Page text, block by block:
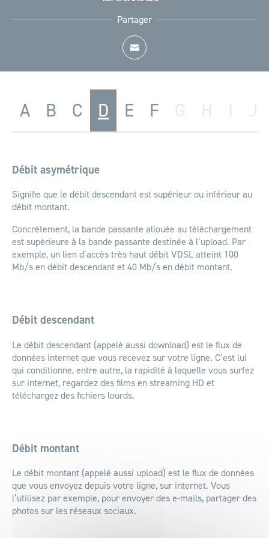
Partager
A B C D E F
Débit asymétrique
Signifie que le débit descendant est supérieur ou inférieur au
débit montant.
Concrètement, la bande passante allouée au téléchargement
est supérieure à la bande passante destinée à l’upload. Par
exemple, un lien d’accès très haut débit VDSL atteint 100
Mb/s en débit descendant et 40 Mb/s en débit montant.
Débit descendant
Le débit descendant (appelé aussi download) est le flux de
données internet que vous recevez sur votre ligne. C’est lui
qui conditionne, entre autre, la rapidité à laquelle vous surfez
sur internet, regardez des films en streaming HD et
téléchargez des fichiers lourds.
Débit montant
Le débit montant (appelé aussi upload) est le flux de données
que vous envoyez depuis votre ligne, sur internet. Vous
l’utilisez par exemple, pour envoyer des e-mails, partager des
photos sur les réseaux sociaux.